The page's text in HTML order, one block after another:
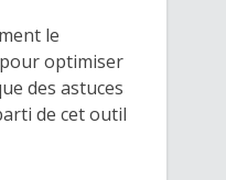
le
optimiser
des astuces
de cet outil